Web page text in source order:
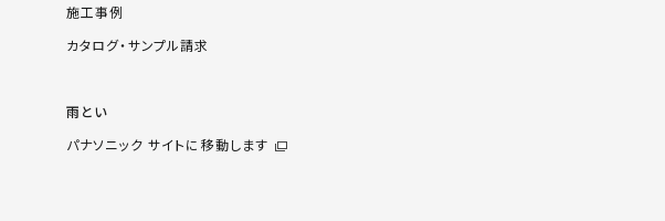
施工事例
カタログ・サンプル請求
雨とい
パナソニック サイトに移動します